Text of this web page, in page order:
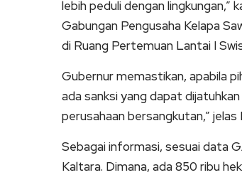
lebih peduli dengan
Gabungan Pengusaha Kelapa
di Ruang Pertemuan Lantai I
Gubernur memastikan, apabila
ada sanksi yang dapat
perusahaan bersangkutan,” jelas
Sebagai informasi, sesuai data
Kaltara. Dimana, ada 850 ribu